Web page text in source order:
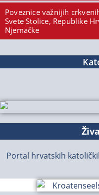
Poveznice važnijih
Svete Stolice, Republike
Njemačke
Portal hrvatskih